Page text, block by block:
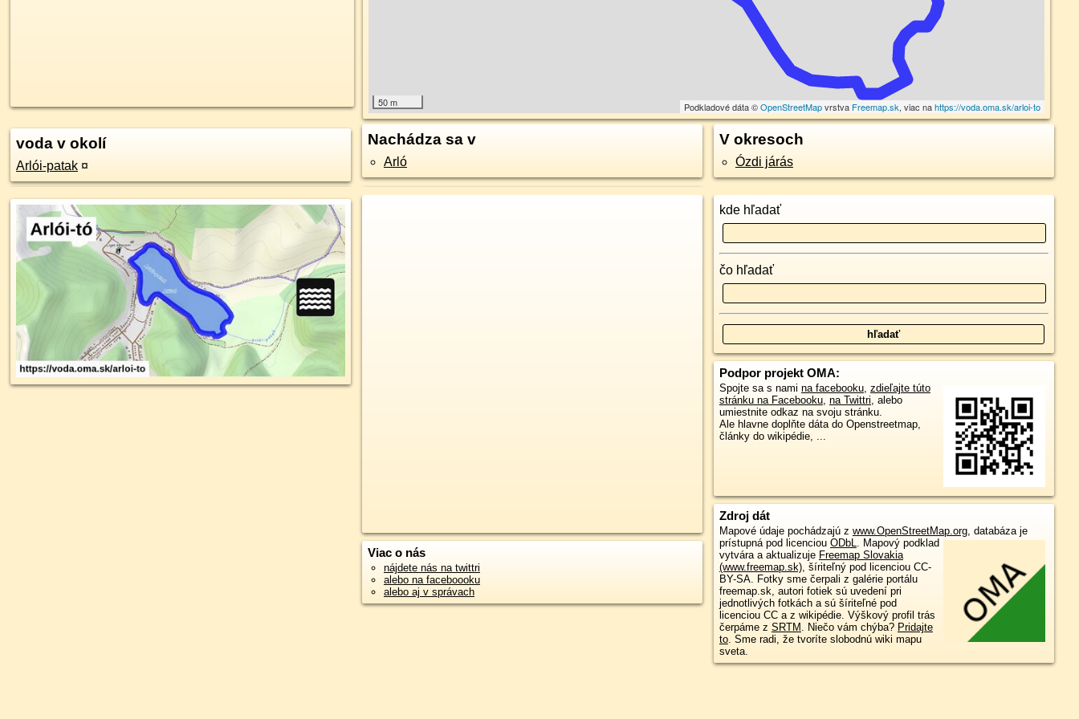
50 m Podkladové dáta ©OpenStreetMapvrstva Freemap.sk, viac nahttps://voda.oma.sk/arloi-to
voda v okolí
Arlói-patak ¤
Nachádza sa v
Arló
V okresoch
Ózdi járás
Viac o nás
nájdete nás na twittri
alebo na faceboooku
alebo aj v správach
kde hľadať
čo hľadať
Podpor projekt OMA:
Spojte sa s nami na facebooku, zdieľajte túto
stránku na Facebooku, na Twittri , alebo
umiestnite odkaz na svoju stránku.
Ale hlavne doplňte dáta do Openstreetmap,
články do wikipédie, ...
Zdroj dát
Mapové údaje pochádzajú z www.OpenStreetMap.org, databáza je
prístupná pod licenciou ODbL
Mapový podklad
vytvára a aktualizuje Freemap Slovakia
(www.freemap.sk), šíriteľný pod licenciou CC-
BY-SA. Fotky sme čerpali z galérie portálu
freemap.sk, autori fotiek sú uvedení pri
jednotlivých fotkách a sú šíriteľné pod
licenciou CC a z wikipédie. Výškový profil trás
čerpáme z SRTM . Niečo vám chýba? Pridajte
to. Sme radi, že tvoríte slobodnú wiki mapu
sveta.